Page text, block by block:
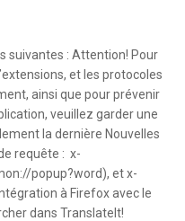
suivantes : Attention! Pour
et les protocoles
ainsi que pour prévenir
veuillez garder une
la dernière Nouvelles
requête : x-
popup?word), et x-
à Firefox avec le
dans TranslateIt!